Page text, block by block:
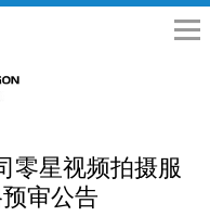
零星视频拍摄服
审公告